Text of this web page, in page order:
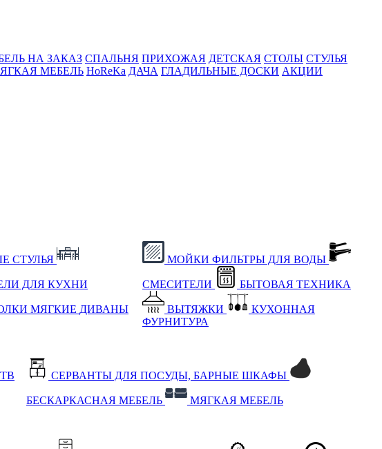
НА ЗАКАЗ СПАЛЬНЯ ПРИХОЖАЯ ДЕТСКАЯ СТОЛЫ СТУЛЬЯ
МЕБЕЛЬ HoReKa ДАЧА ГЛАДИЛЬНЫЕ ДОСКИ АКЦИИ
СТУЛЬЯ
ДЛЯ КУХНИ
МЯГКИЕ ДИВАНЫ
МОЙКИ ФИЛЬТРЫ ДЛЯ ВОДЫ
СМЕСИТЕЛИ БЫТОВАЯ ТЕХНИКА
ВЫТЯЖКИ
КУХОННАЯ
ФУРНИТУРА
ТВ СЕРВАНТЫ ДЛЯ ПОСУДЫ, БАРНЫЕ ШКАФЫ
БЕСКАРКАСНАЯ МЕБЕЛЬ МЯГКАЯ МЕБЕЛЬ